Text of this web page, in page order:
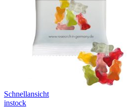
Schnellansicht
instock